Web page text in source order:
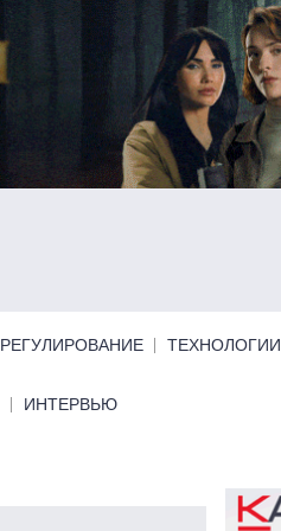
РЕГУЛИРОВАНИЕ ТЕХНОЛОГИИ
ИНТЕРВЬЮ